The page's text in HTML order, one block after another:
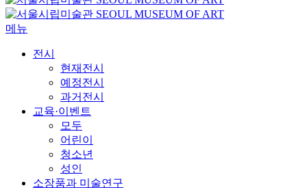
메뉴
전시
현재전시
예정전시
과거전시
교육·이벤트
모두
어린이
청소년
성인
소장품과 미술연구